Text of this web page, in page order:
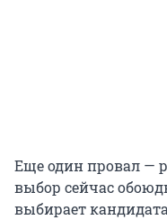
Еще один провал —
выбор сейчас
выбирает